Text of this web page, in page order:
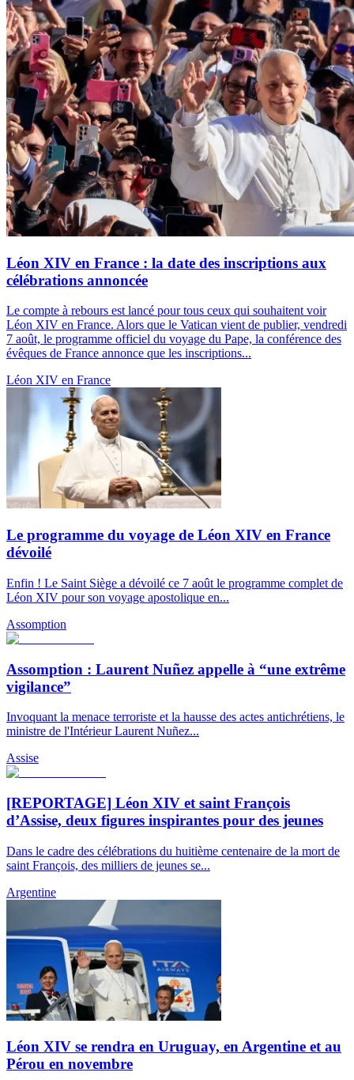
Léon XIV en France : la date des inscriptions aux
célébrations annoncée
Le compte à rebours est lancé pour tous ceux qui souhaitent voir
Léon XIV en France. Alors que le Vatican vient de publier, vendredi
7 août, le programme officiel du voyage du Pape, la conférence des
évêques de France annonce que les inscriptions...
Léon XIV en France
Le programme du voyage de Léon XIV en France
dévoilé
Enfin ! Le Saint Siège a dévoilé ce 7 août le programme complet de
Léon XIV pour son voyage apostolique en...
Assomption
Assomption : Laurent Nuñez appelle à “une extrême
vigilance”
Invoquant la menace terroriste et la hausse des actes antichrétiens, le
ministre de l'Intérieur Laurent Nuñez...
Assise
[REPORTAGE] Léon XIV et saint François
d’Assise, deux figures inspirantes pour des jeunes
Dans le cadre des célébrations du huitième centenaire de la mort de
saint François, des milliers de jeunes se...
Argentine
Léon XIV se rendra en Uruguay, en Argentine et au
Pérou en novembre